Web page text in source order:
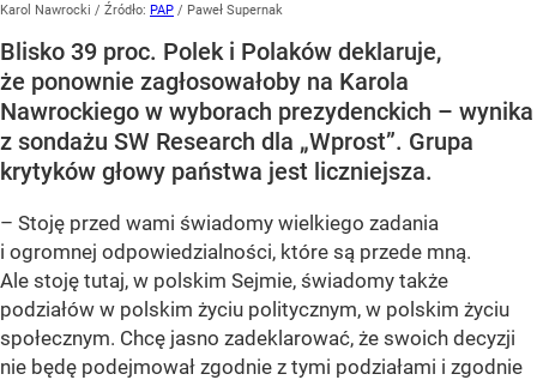
Karol Nawrocki / Źródło: PAP / Paweł Supernak
Blisko 39 proc. Polek i Polaków deklaruje,
że ponownie zagłosowałoby na Karola
Nawrockiego w wyborach prezydenckich – wynika
z sondażu SW Research dla „Wprost”. Grupa
krytyków głowy państwa jest liczniejsza.
– Stoję przed wami świadomy wielkiego zadania
i ogromnej odpowiedzialności, które są przede mną.
Ale stoję tutaj, w polskim Sejmie, świadomy także
podziałów w polskim życiu politycznym, w polskim życiu
społecznym. Chcę jasno zadeklarować, że swoich decyzji
nie będę podejmował zgodnie z tymi podziałami i zgodnie